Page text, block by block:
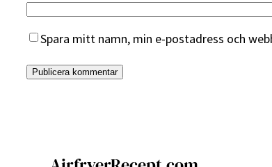
Spara mitt namn, min e-postadress och